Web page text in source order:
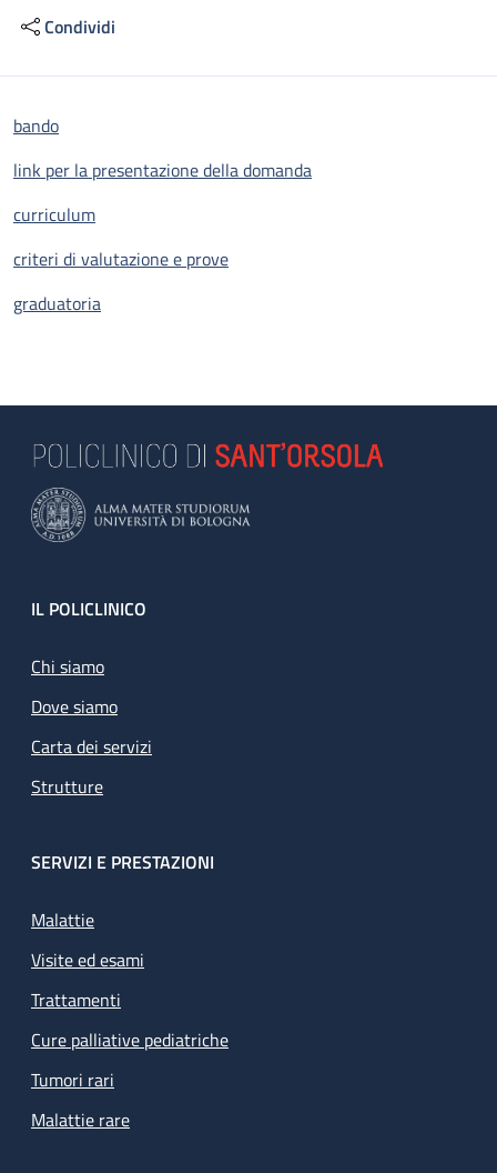
Condividi
bando
link per la presentazione della domanda
curriculum
criteri di valutazione e prove
graduatoria
Footer
IL POLICLINICO
Chi siamo
Dove siamo
Carta dei servizi
Strutture
SERVIZI E PRESTAZIONI
Malattie
Visite ed esami
Trattamenti
Cure palliative pediatriche
Tumori rari
Malattie rare